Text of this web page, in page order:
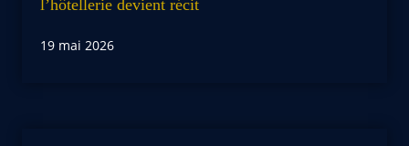
l’hôtellerie devient récit
19 mai 2026